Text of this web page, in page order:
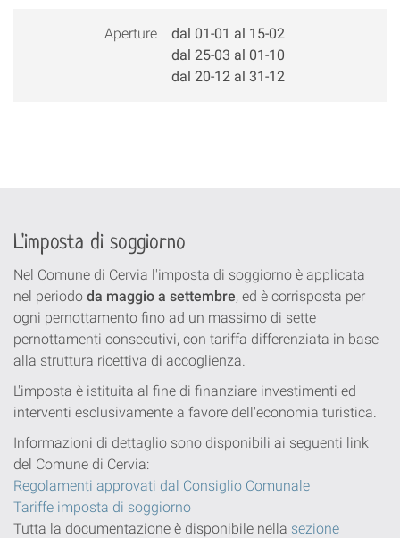
Aperture
dal 01-01 al 15-02
dal 25-03 al 01-10
dal 20-12 al 31-12
L'imposta di soggiorno
Nel Comune di Cervia l'imposta di soggiorno è applicata
nel periodo da maggio a settembre, ed è corrisposta per
ogni pernottamento fino ad un massimo di sette
pernottamenti consecutivi, con tariffa differenziata in base
alla struttura ricettiva di accoglienza.
L'imposta è istituita al fine di finanziare investimenti ed
interventi esclusivamente a favore dell'economia turistica.
Informazioni di dettaglio sono disponibili ai seguenti link
del Comune di Cervia:
Regolamenti approvati dal Consiglio Comunale
Tariffe imposta di soggiorno
Tutta la documentazione è disponibile nella sezione